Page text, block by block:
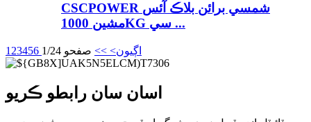
CSCPOWER شمسي برائن بلاڪ آئس
مشين 1000KG سي ...
1 23456 اڳيون> >> صفحو 1/24
اسان سان رابطو ڪريو